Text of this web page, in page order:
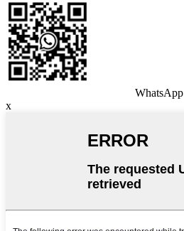
WhatsApp
x